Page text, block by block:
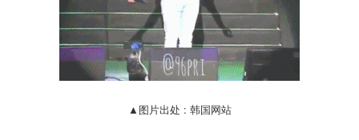
▲图片出处 : 韩国网站